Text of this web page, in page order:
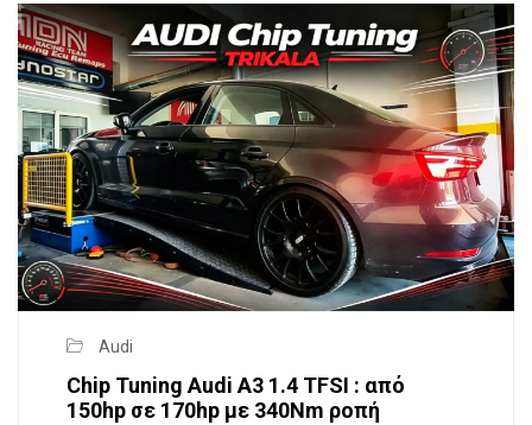
Audi
Chip Tuning Audi A3 1.4 TFSI : από
150hp σε 170hp με 340Nm ροπή